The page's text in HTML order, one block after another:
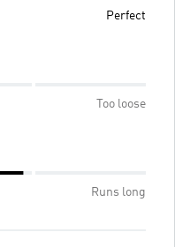
Perfect
Too loose
Runs long